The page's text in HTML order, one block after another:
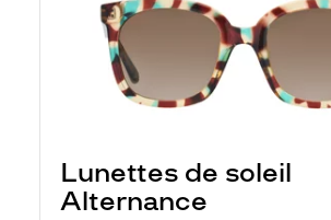
Lunettes de soleil
Alternance